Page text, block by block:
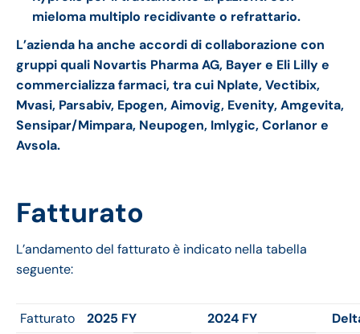
mieloma multiplo recidivante o refrattario.
L’azienda ha anche accordi di collaborazione con
gruppi quali Novartis Pharma AG, Bayer e Eli Lilly e
commercializza farmaci, tra cui Nplate, Vectibix,
Mvasi, Parsabiv, Epogen, Aimovig, Evenity, Amgevita,
Sensipar/Mimpara, Neupogen, Imlygic, Corlanor e
Avsola.
Fatturato
L’andamento del fatturato è indicato nella tabella
seguente:
Fatturato 2025 FY 2024 FY